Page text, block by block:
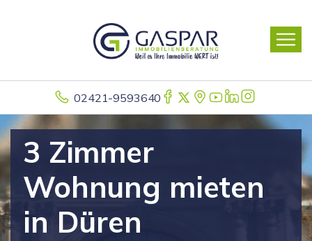
02421-9593640
3 Zimmer
Wohnung mieten
in Düren